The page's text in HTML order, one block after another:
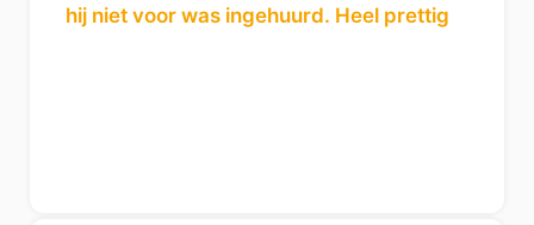
hij niet voor was ingehuurd. Heel prettig